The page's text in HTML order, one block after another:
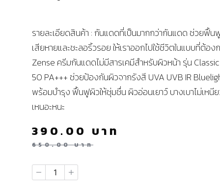
รายละเอียดสินค้า : กันแดดที่เป็นมากกว่ากันแดด ช่วยฟื้
เสียหายและชะลอริ้วรอย ให้เราออกไปใช้ชีวิตในแบบที่ต้อง
Zense ครีมกันแดดไม่มีสารเคมีสำหรับผิวหน้า รุ่น Classic
50 PA+++ ช่วยป้องกันผิวจากรังสี UVA UVB IR
พร้อมบำรุง ฟื้นฟูผิวให้ชุ่มชื่น ผิวอ่อนเยาว์ บางเบาไม่เหนี
เหนอะหนะ
650.00บาท
390.00 บาท